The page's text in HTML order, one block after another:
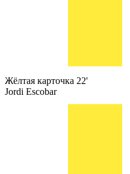
Жёлтая карточка 22'
Jordi Escobar